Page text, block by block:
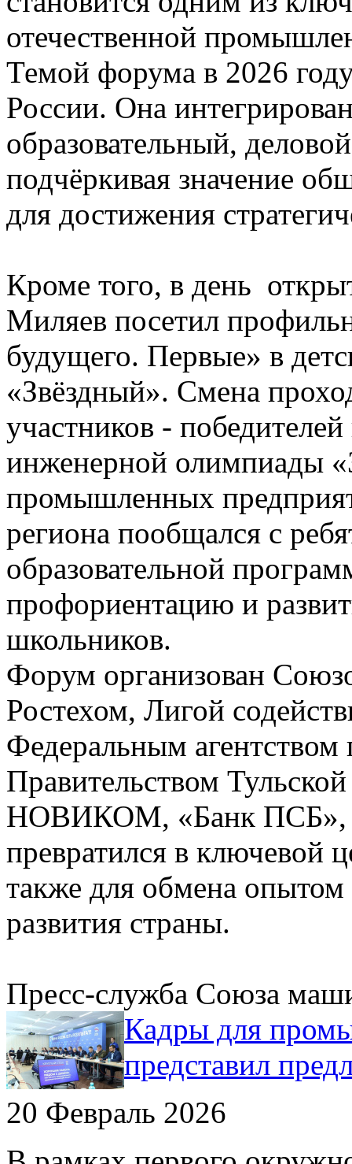
отечественной
Темой форума в 2026
России. Она
образовательный,
подчёркивая значение
для достижения
Кроме того, в день
Миляев посетил
будущего. Первые» в
«Звёздный». Смена
участников -
инженерной олимпиады
промышленных
региона пообщался с
образовательной
профориентацию и
школьников.
Форум организован
Ростехом, Лигой
Федеральным
Правительством
НОВИКОМ, «Банк ПСБ»,
превратился в ключевой
также для обмена опытом
развития страны.
Пресс-служба Союза
Кадры для
представил
20 Февраль 2026